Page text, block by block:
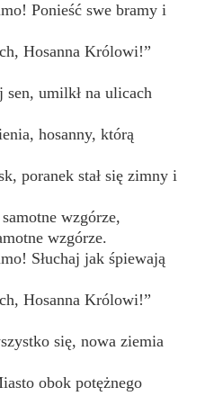
Ponieść swe bramy i
Hosanna Królowi!”
sen, umilkł na ulicach
hosanny, którą
poranek stał się zimny i
wzgórze,
wzgórze.
Słuchaj jak śpiewają
Hosanna Królowi!”
się, nowa ziemia
obok potężnego